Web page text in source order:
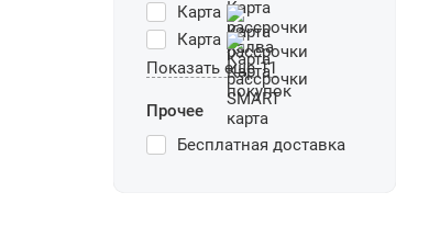
Карта
Карта
Показать еще 11
Прочее
Бесплатная доставка